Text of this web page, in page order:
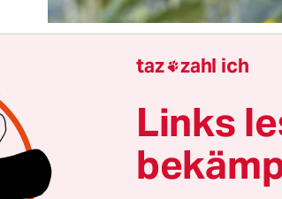
ein „robustes Mandat“
als es darum ging, wie die
Islamischen Staat
müsse bereit sein, auch die
taz zahl ich
Links